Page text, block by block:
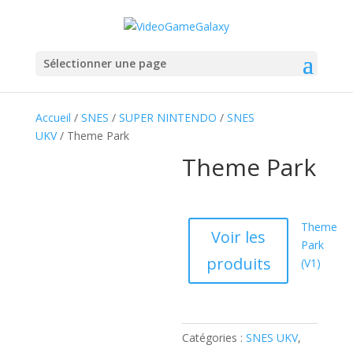
Sélectionner une page
Accueil / SNES / SUPER NINTENDO / SNES
UKV/ Theme Park
Theme Park
Voir les
produits
Theme
Park
(V1)
Catégories :SNES UKV,